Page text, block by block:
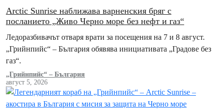
Arctic Sunrise наближава варненския бряг с
посланието „Живо Черно море без нефт и газ“
Ледоразбивачът отваря врати за посещения на 7 и 8 август.
„Грийнпийс“ – България обявява инициативата „Градове без
газ“.
„Грийнпийс“ – България
август 5, 2026